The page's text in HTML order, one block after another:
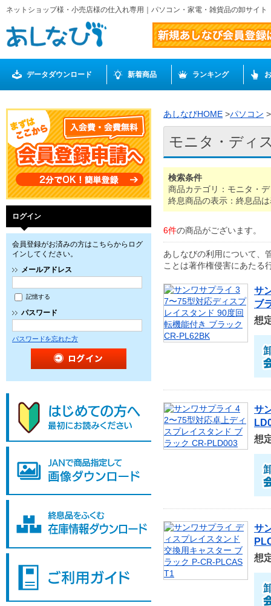
ネットショップ様・小売店様の仕入れ専用｜パソコン・家電・雑貨品の卸サイ
データダウンロード 新着商品 ランキング
ログイン
会員登録がお済みの方はこちらからログ
インしてください。
メールアドレス
記憶する
パスワード
パスワードを忘れた方
あしなびHOME >パソコン >
モニタ・ディ
検索条件
商品カテゴリ：モニタ・
終息商品の表示：終息品
6件の商品がございます。
あしなびの利用について、
ことは著作権侵害にあたる
サ
ブ
想
サ
想
サ
想